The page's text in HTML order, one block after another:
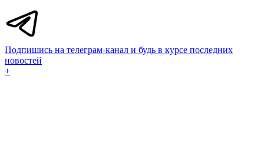
Подпишись на телеграм-канал и будь в курсе последних
новостей
+